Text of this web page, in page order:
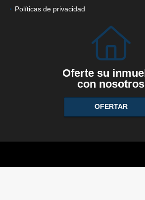
Políticas de privacidad
Oferte su
con nosotros
OFERTAR